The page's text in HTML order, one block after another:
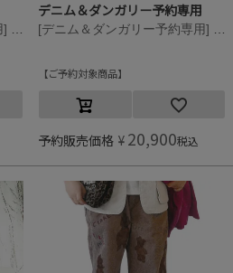
デニム＆ダンガリー予約専用
ご予約対象商品
予約販売価格 ¥ 20,900税込